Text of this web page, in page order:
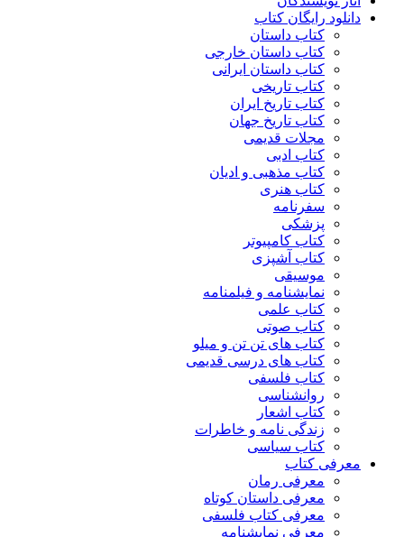
دانلود رایگان کتاب
کتاب داستان
کتاب داستان خارجی
کتاب داستان ایرانی
کتاب تاریخی
کتاب تاریخ ایران
کتاب تاریخ جهان
مجلات قدیمی
کتاب ادبی
کتاب مذهبی و ادیان
کتاب هنری
سفرنامه
پزشکی
کتاب کامپیوتر
کتاب آشپزی
موسیقی
نمایشنامه و فیلمنامه
کتاب علمی
کتاب صوتی
کتاب های تن تن و میلو
کتاب های درسی قدیمی
کتاب فلسفی
روانشناسی
کتاب اشعار
زندگی نامه و خاطرات
کتاب سیاسی
معرفی کتاب
معرفی رمان
معرفی داستان کوتاه
معرفی کتاب فلسفی
معرفی نمایشنامه